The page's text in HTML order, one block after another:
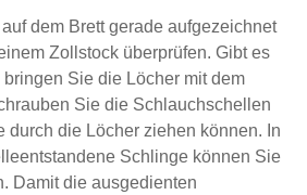
dem Brett gerade aufgezeichnet
Zollstock überprüfen. Gibt es
Sie die Löcher mit dem
Sie die Schlauchschellen
durch die Löcher ziehen können. In
Schlinge können Sie
Damit die ausgedienten